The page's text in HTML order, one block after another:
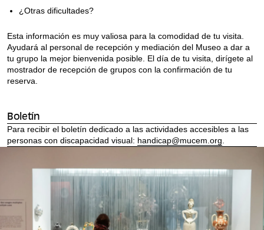
¿Otras dificultades?
Esta información es muy valiosa para la comodidad de tu visita.
Ayudará al personal de recepción y mediación del Museo a dar a
tu grupo la mejor bienvenida posible. El día de tu visita, dirígete al
mostrador de recepción de grupos con la confirmación de tu
reserva.
Boletín
Para recibir el boletín dedicado a las actividades accesibles a las
personas con discapacidad visual: handicap@mucem.org